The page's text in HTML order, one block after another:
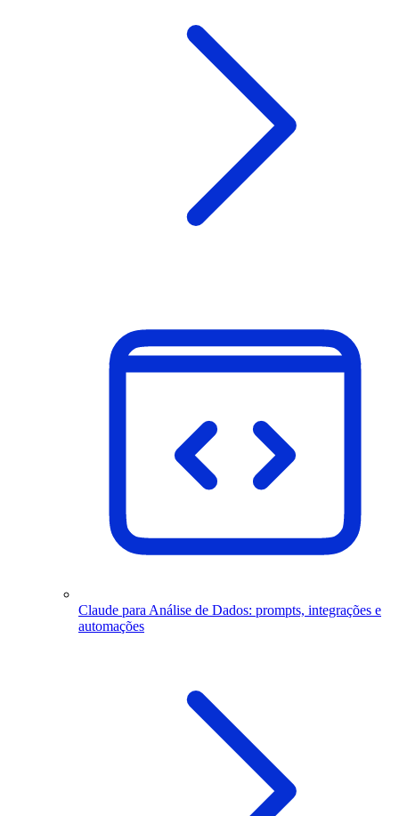
Claude para Análise de Dados: prompts, integrações e
automações